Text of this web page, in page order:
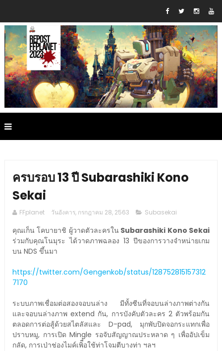
ครบรอบ 13 ปี Subarashiki Kono
Sekai
FFplanet วันอังคาร, กรกฎาคม 28, 2563 Subasekai
คุณเก็น โคบายาชิ ผู้วาดตัวละครใน Subarashiki Kono Sekai
ร่วมกับคุณโนมุระ ได้วาดภาพฉลอง 13 ปีของการวางจำหน่ายเกม
บน NDS ขึ้นมา
https://twitter.com/Gengenkob/status/128752815157312
7170
ระบบภาพเชื่อมต่อสองจอบนล่าง มีทั้งซีนที่จอบนล่างภาพต่างกัน
และจอบนล่างภาพ extend กัน, การบังคับตัวละคร 2 ตัวพร้อมกัน
ตลอดการต่อสู้ด้วยสไตลัสและ D-pad, มุกพับปิดจอกระแทกเพื่อ
ปราบหมู, การเปิด Mingle รอจับสัญญาณประหลาด ๆ เพื่ออัปเข็ม
กลัด, การเป่าช่องไมค์เพิื่อใช้ท่าโจมตีบางท่า ฯลฯ